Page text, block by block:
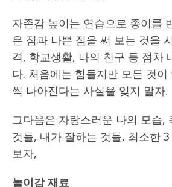
자존감 높이는 연습으로 종이를
은 점과 나쁜 점을 써 보는 것을
격, 학교생활, 나의 친구 등 점차
다. 처음에는 힘들지만 모든 것
씩 나아진다는 사실을 잊지 말자.
그다음은 자랑스러운 나의 모습,
것들, 내가 잘하는 것들, 최소한
보자,
놀이감 재료